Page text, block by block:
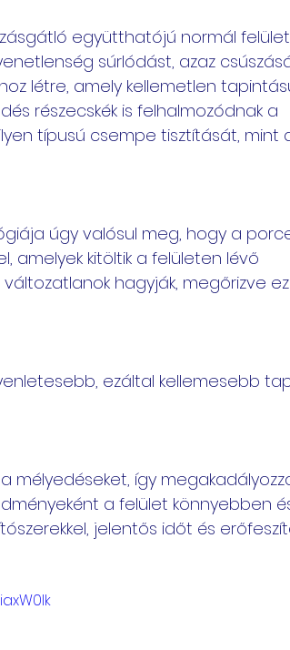
együtthatójú normál
súrlódást, azaz
létre, amely kellemetlen
részecskék is felhalmozódnak a
típusú csempe tisztítását, mint
úgy valósul meg, hogy a
amelyek kitöltik a felületen lévő
hagyják, megőrizve
ezáltal kellemesebb
mélyedéseket, így
a felület könnyebben
jelentős időt és